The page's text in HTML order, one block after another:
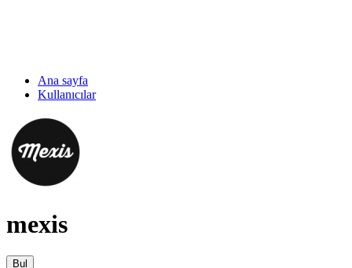
Ana sayfa
Kullanıcılar
mexis
Bul